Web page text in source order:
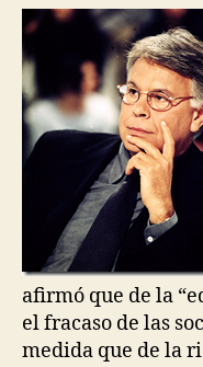
afirmó que de la
el fracaso de las
medida que de la